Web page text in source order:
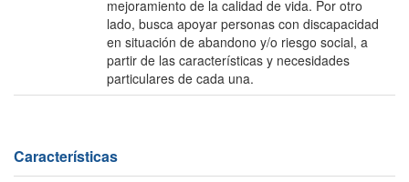
mejoramiento de la calidad de vida. Por otro
lado, busca apoyar personas con discapacidad
en situación de abandono y/o riesgo social, a
partir de las características y necesidades
particulares de cada una.
Características